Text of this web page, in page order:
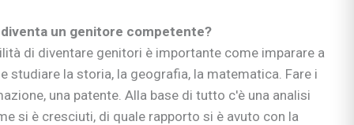
un genitore competente?
di diventare genitori è importante come imparare a
studiare la storia, la geografia, la matematica. Fare i
una patente. Alla base di tutto c'è una analisi
si è cresciuti, di quale rapporto si è avuto con la